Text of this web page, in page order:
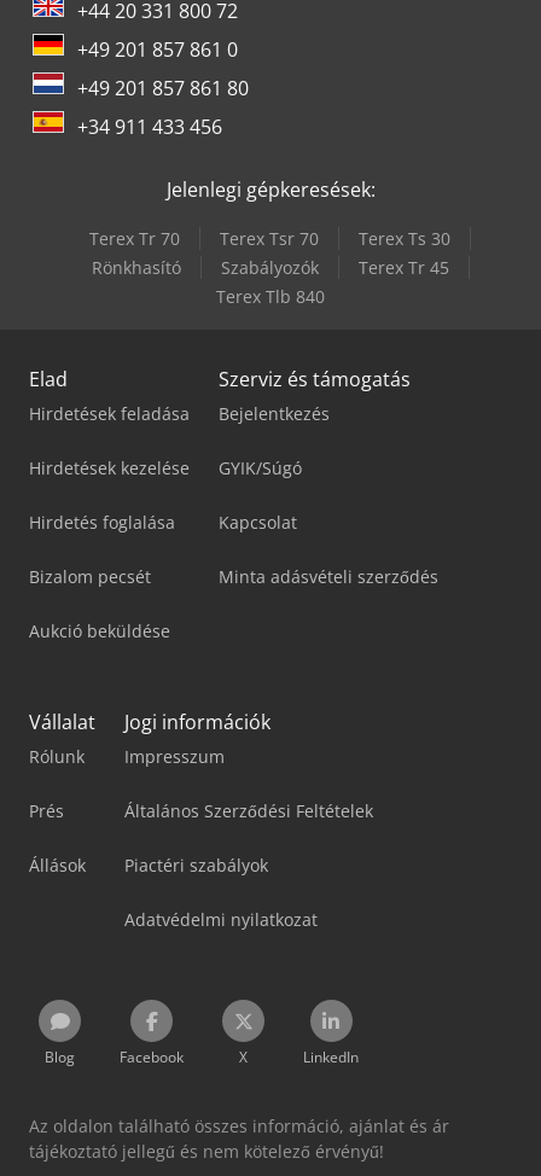
+44 20 331 800 72
+49 201 857 861 0
+49 201 857 861 80
+34 911 433 456
Jelenlegi gépkeresések:
Terex Tr 70 Terex Tsr 70
Terex Ts 30
Rönkhasító
Szabályozók
Terex Tr 45
Terex Tlb 840
Elad
Hirdetések feladása
Hirdetések kezelése
Hirdetés foglalása
Bizalom pecsét
Aukció beküldése
Szerviz és támogatás
Bejelentkezés
GYIK/Súgó
Kapcsolat
Minta adásvételi szerződés
Vállalat
Rólunk
Prés
Állások
Jogi információk
Impresszum
Általános Szerződési Feltételek
Piactéri szabályok
Adatvédelmi nyilatkozat
Blog Facebook X LinkedIn
Az oldalon található összes információ, ajánlat és ár
tájékoztató jellegű és nem kötelező érvényű!